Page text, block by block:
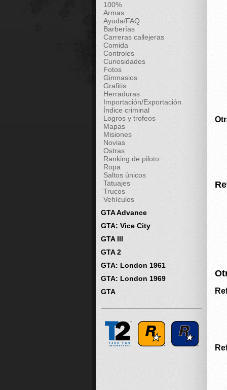
100%
Armas
Ayuda/FAQ
Barberías
Carreras callejeras
Comida
Controles
Curiosidades
Fotos
Gimnasios
Grafitis
Herraduras
Importación/Exportación
Índice criminal
Logros y trofeos
Mapas
Misiones
Novias
Ostras
Ranking de piloto
Ropa
Saltos únicos
Tatuajes
Trucos
Vehículos
GTA Advance
GTA: Vice City
GTA III
GTA 2
GTA: London 1961
GTA: London 1969
GTA